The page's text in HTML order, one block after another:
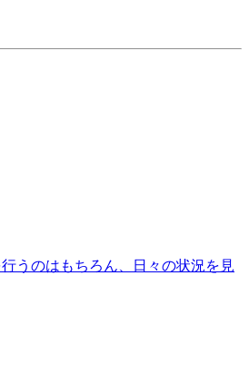
うのはもちろん、日々の状況を見